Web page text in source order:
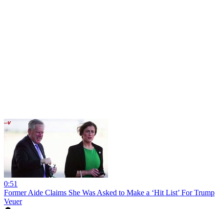
0:51
Former Aide Claims She Was Asked to Make a ‘Hit List’ For Trump
Veuer